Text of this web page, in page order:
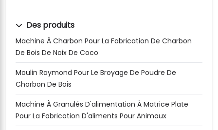
Des produits
Machine À Charbon Pour La Fabrication De Charbon
De Bois De Noix De Coco
Moulin Raymond Pour Le Broyage De Poudre De
Charbon De Bois
Machine À Granulés D'alimentation À Matrice Plate
Pour La Fabrication D'aliments Pour Animaux